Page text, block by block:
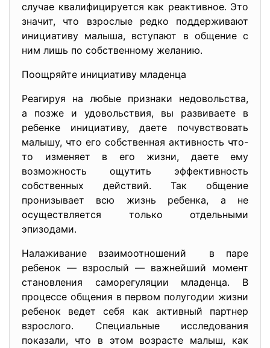
случае квалифицируется как реактивное. Это
значит, что взрослые редко поддерживают
инициативу малыша, вступают в общение с
ним лишь по собственному желанию.
Поощряйте инициативу младенца
Реагируя на любые признаки недовольства,
а позже и удовольствия, вы развиваете в
ребенке инициативу, даете почувствовать
малышу, что его собственная активность что-
то изменяет в его жизни, даете ему
возможность ощутить эффективность
собственных действий. Так общение
пронизывает всю жизнь ребенка, а не
осуществляется только отдельными
эпизодами.
Налаживание взаимоотношений в паре
ребенок — взрослый — важнейший момент
становления саморегуляции младенца. В
процессе общения в первом полугодии жизни
ребенок ведет себя как активный партнер
взрослого. Специальные исследования
показали, что в этом возрасте малыш, как